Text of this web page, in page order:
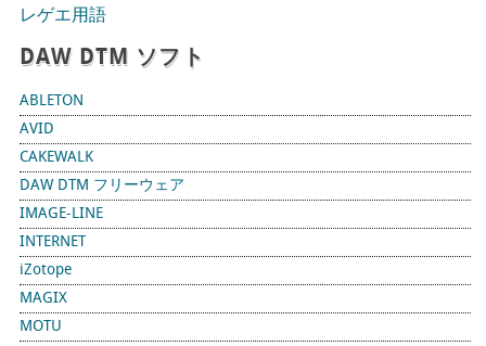
レゲエ用語
DAW DTM ソフト
ABLETON
AVID
CAKEWALK
DAW DTM フリーウェア
IMAGE-LINE
INTERNET
iZotope
MAGIX
MOTU